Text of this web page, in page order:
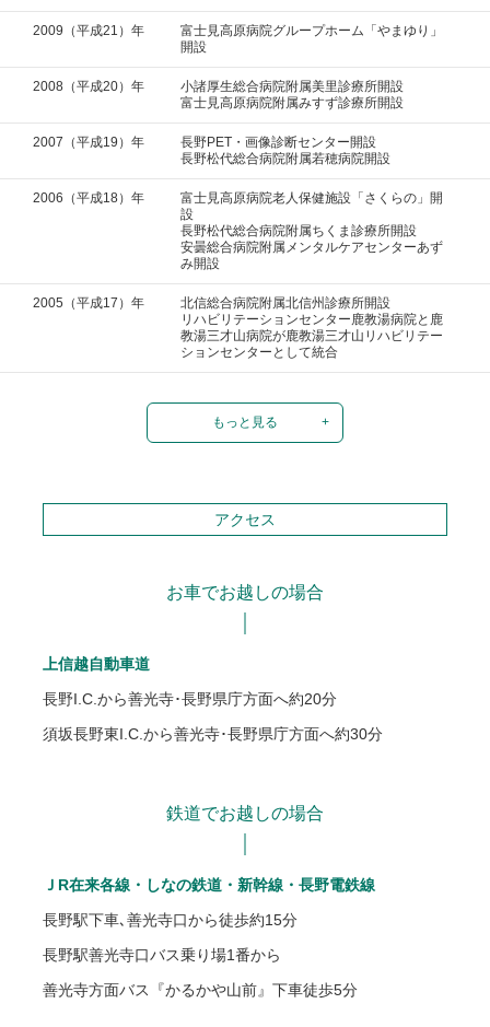
2009（平成21）年
富士見高原病院グループホーム「やまゆり」
開設
2008（平成20）年
小諸厚生総合病院附属美里診療所開設
富士見高原病院附属みすず診療所開設
2007（平成19）年
長野PET・画像診断センター開設
長野松代総合病院附属若穂病院開設
2006（平成18）年
富士見高原病院老人保健施設「さくらの」開
設
長野松代総合病院附属ちくま診療所開設
安曇総合病院附属メンタルケアセンターあず
み開設
2005（平成17）年
北信総合病院附属北信州診療所開設
リハビリテーションセンター鹿教湯病院と鹿
教湯三才山病院が鹿教湯三才山リハビリテー
ションセンターとして統合
もっと見る
アクセス
お車でお越しの場合
上信越自動車道
長野I.C.から善光寺･長野県庁方面へ約20分
須坂長野東I.C.から善光寺･長野県庁方面へ約30分
鉄道でお越しの場合
ＪR在来各線・しなの鉄道・新幹線・長野電鉄線
長野駅下車､善光寺口から徒歩約15分
長野駅善光寺口バス乗り場1番から
善光寺方面バス『かるかや山前』下車徒歩5分